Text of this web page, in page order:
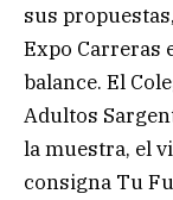
sus
Expo Carreras
balance. El
Adultos
la muestra, el
consigna Tu